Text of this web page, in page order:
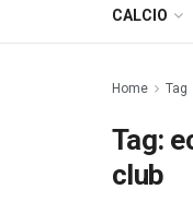
CALCIO
Home Tag
Tag:
club